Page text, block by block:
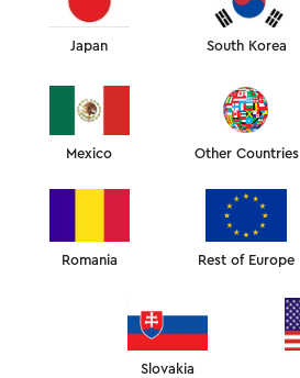
PILLOWS
Japan South Korea
Mexico Other Countries
Romania Rest of Europe
Slovakia